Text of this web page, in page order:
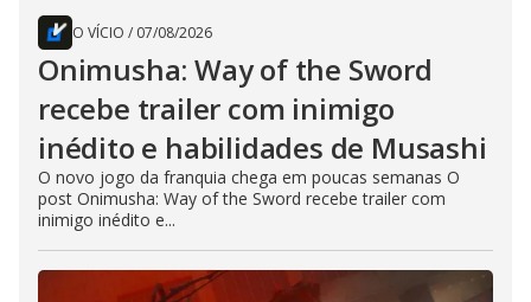
O VÍCIO / 07/08/2026
Onimusha: Way of the Sword
recebe trailer com inimigo
inédito e habilidades de Musashi
O novo jogo da franquia chega em poucas semanas O
post Onimusha: Way of the Sword recebe trailer com
inimigo inédito e...